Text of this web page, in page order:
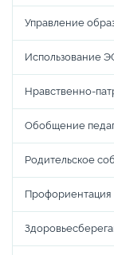
Управление
Использование
Нравственно-
Обобщение
Родительское
Профориентация